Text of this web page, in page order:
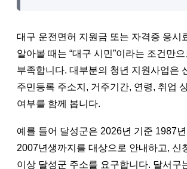
대구 운전면허 지원금 또는 자격증 응시
알아볼 때는 “대구 시민”이라는 조건만
부족합니다. 대부분의 청년 지원사업은
주민등록 주소지, 거주기간, 연령, 취업
여부를 함께 봅니다.
예를 들어 달성군은 2026년 기준 1987년
2007년생까지를 대상으로 안내하고, 신
이상 달성군 주소를 요구합니다. 달서구